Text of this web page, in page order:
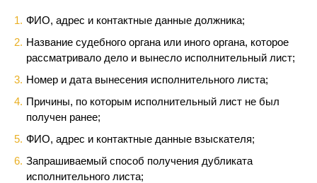
ФИО, адрес и контактные данные должника;
Название судебного органа или иного органа, которое
рассматривало дело и вынесло исполнительный лист;
Номер и дата вынесения исполнительного листа;
Причины, по которым исполнительный лист не был
получен ранее;
ФИО, адрес и контактные данные взыскателя;
Запрашиваемый способ получения дубликата
исполнительного листа;